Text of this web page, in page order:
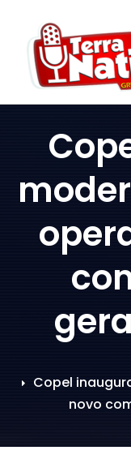
content
Copel
novo